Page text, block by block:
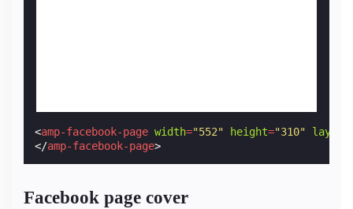
<amp-facebook-page width="552" height="310" layout
</amp-facebook-page>
Facebook page cover